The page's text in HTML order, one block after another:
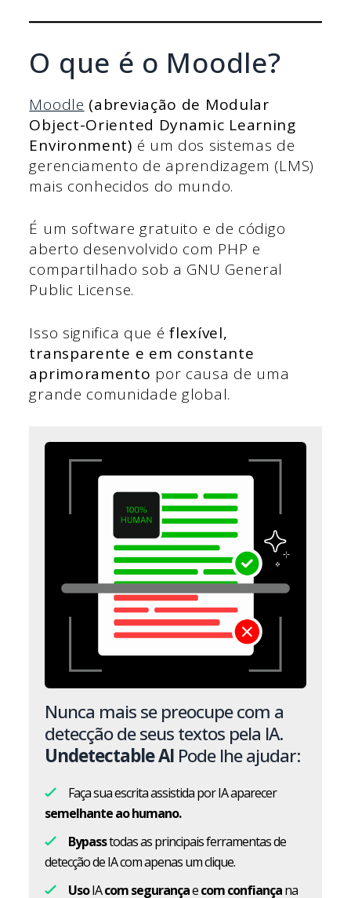
O que é o Moodle?
Moodle (abreviação de Modular
Object-Oriented Dynamic Learning
Environment) é um dos sistemas de
gerenciamento de aprendizagem (LMS)
mais conhecidos do mundo.
É um software gratuito e de código
aberto desenvolvido com PHP e
compartilhado sob a GNU General
Public License.
Isso significa que éflexível,
transparente e em constante
aprimoramento por causa de uma
grande comunidade global.
Nunca mais se preocupe com a
detecção de seus textos pela IA.
Undetectable AI Pode lhe ajudar:
Faça sua escrita assistida por IA aparecer
semelhante ao humano.
Bypasstodas as principais ferramentas de
detecção de IA com apenas um clique.
UsoIAcom segurançaecom confiançana